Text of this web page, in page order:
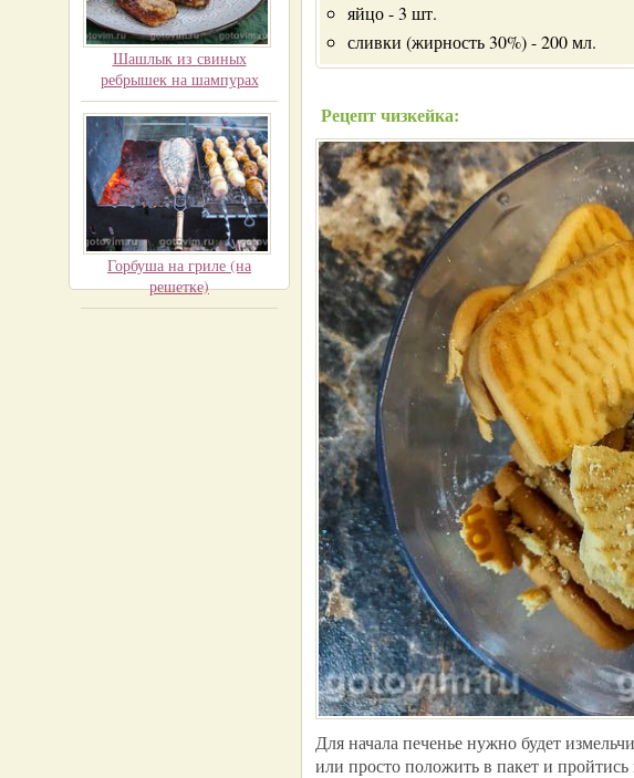
Шашлык из свиных
ребрышек на шампурах
Горбуша на гриле (на
решетке)
яйцо - 3 шт.
сливки (жирность 30%) - 200 мл.
Рецепт чизкейка:
Для начала печенье нужно будет
или просто положить в пакет и